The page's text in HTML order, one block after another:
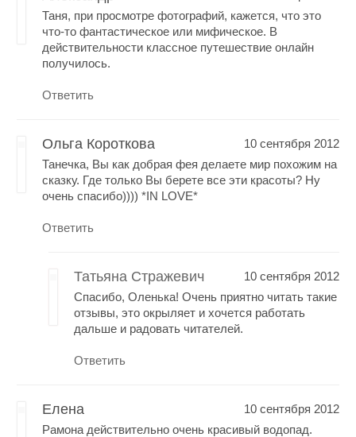
Таня, при просмотре фотографий, кажется, что это
что-то фантастическое или мифическое. В
действительности классное путешествие онлайн
получилось.
Ответить
Ольга Короткова
10 сентября 2012
Танечка, Вы как добрая фея делаете мир похожим на
сказку. Где только Вы берете все эти красоты? Ну
очень спасибо)))) *IN LOVE*
Ответить
Татьяна Стражевич
10 сентября 2012
Спасибо, Оленька! Очень приятно читать такие
отзывы, это окрыляет и хочется работать
дальше и радовать читателей.
Ответить
Елена
10 сентября 2012
Рамона действительно очень красивый водопад.